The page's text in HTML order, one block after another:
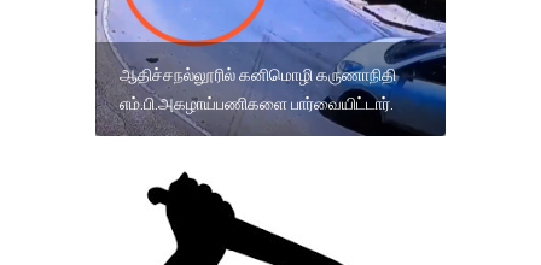
ஆதிச்சநல்லூரில் கனிமொழி கருணாநிதி
எம்.பி.அகழாய்பணிகளை பார்வையிட்டார்.